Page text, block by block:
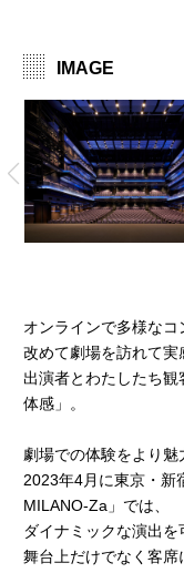
IMAGE
オンラインで多様なコ
改めて劇場を訪れて実
出演者とわたしたち
体感」。
劇場での体験をより魅
2023年4月に東京・新
MILANO-Za」では、
ダイナミックな演出を
舞台上だけでなく客席